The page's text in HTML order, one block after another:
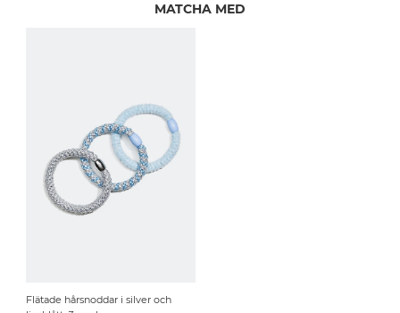
MATCHA MED
Flätade hårsnoddar i silver och